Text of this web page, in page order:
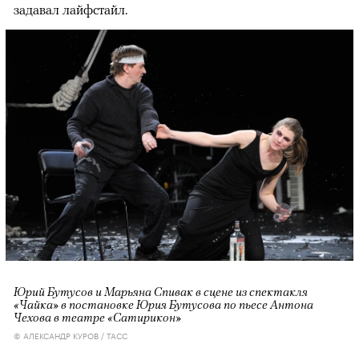
задавал лайфстайл.
Юрий Бутусов и Марьяна Спивак в сцене из спектакля
«Чайка» в постановке Юрия Бутусова по пьесе Антона
Чехова в театре «Сатирикон»
© АЛЕКСАНДР КУРОВ / ТАСС